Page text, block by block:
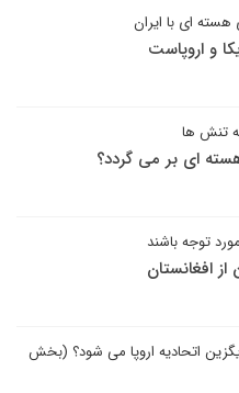
ای با ایران
و اروپاست
تنش ها
ای بر می گردد؟
توجه باشند
از افغانستان
اتحادیه اروپا می شود؟ (بخش